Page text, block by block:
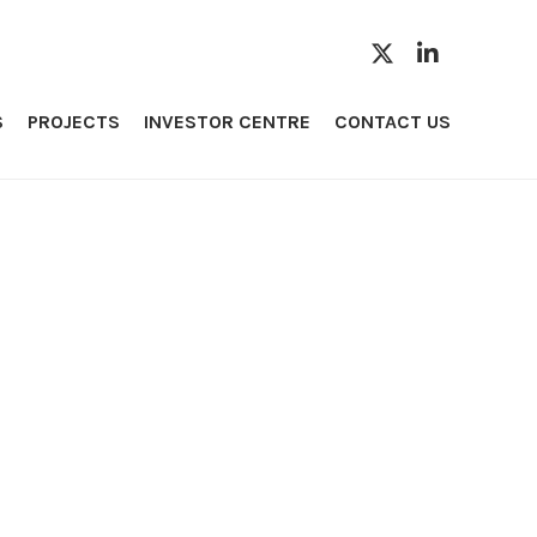
PROJECTS INVESTOR CENTRE CONTACT US